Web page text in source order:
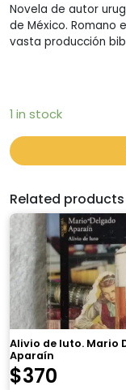
Novela de autor
de México. Romano
vasta producción
1 in stock
Related products
Alivio de luto. Mario
Aparaín
$370